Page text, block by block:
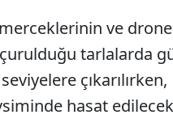
ve drone
tarlalarda
çıkarılırken,
hasat edilecek